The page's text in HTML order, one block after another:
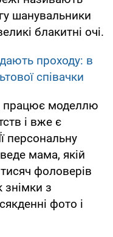
шанувальники
блакитні очі.
проходу: в
співачки
працює моделлю
і вже є
персональну
мама, якій
фоловерів
знімки з
фото і